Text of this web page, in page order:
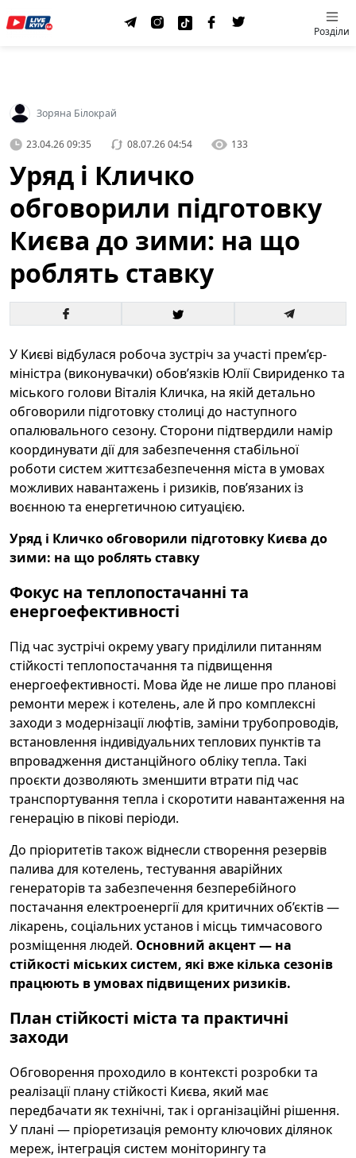
Розділи
Зоряна Білокрай
23.04.26 09:35 08.07.26 04:54 133
Уряд і Кличко
обговорили підготовку
Києва до зими: на що
роблять ставку
У Києві відбулася робоча зустріч за участі прем’єр-
міністра (виконувачки) обов’язків Юлії Свириденко та
міського голови Віталія Кличка, на якій детально
обговорили підготовку столиці до наступного
опалювального сезону. Сторони підтвердили намір
координувати дії для забезпечення стабільної
роботи систем життєзабезпечення міста в умовах
можливих навантажень і ризиків, пов’язаних із
воєнною та енергетичною ситуацією.
Уряд і Кличко обговорили підготовку Києва до
зими: на що роблять ставку
Фокус на теплопостачанні та
енергоефективності
Під час зустрічі окрему увагу приділили питанням
стійкості теплопостачання та підвищення
енергоефективності. Мова йде не лише про планові
ремонти мереж і котелень, але й про комплексні
заходи з модернізації люфтів, заміни трубопроводів,
встановлення індивідуальних теплових пунктів та
впровадження дистанційного обліку тепла. Такі
проєкти дозволяють зменшити втрати під час
транспортування тепла і скоротити навантаження на
генерацію в пікові періоди.
До пріоритетів також віднесли створення резервів
палива для котелень, тестування аварійних
генераторів та забезпечення безперебійного
постачання електроенергії для критичних об’єктів —
лікарень, соціальних установ і місць тимчасового
розміщення людей. Основний акцент — на
стійкості міських систем, які вже кілька сезонів
працюють в умовах підвищених ризиків.
План стійкості міста та практичні
заходи
Обговорення проходило в контексті розробки та
реалізації плану стійкості Києва, який має
передбачати як технічні, так і організаційні рішення.
У плані — пріоретизація ремонту ключових ділянок
мереж, інтеграція систем моніторингу та